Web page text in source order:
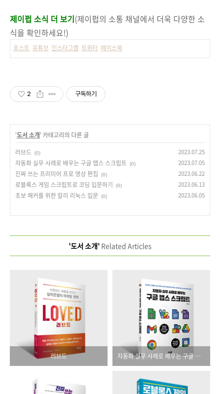
제이펍 소식 더 보기(제이펍의 소통 채널에서 더욱 다양한 소
식을 확인하세요!)
포스트 유튜브 인스타그램 트위터 페이스북
2 구독하기
'도서 소개' 카테고리의 다른 글
러브드
(0) 2023.07.25
자동화 실무 사례로 배우는 구글 앱스 스크립트 (0) 2023.07.05
진짜 쓰는 프리미어 프로 영상 편집 (0) 2023.06.22
로블록스 게임 스크립트로 코딩 입문하기 (0) 2023.06.13
초보 해커를 위한 칼리 리눅스 입문 (0) 2023.06.05
'도서 소개'Related Articles
러브드 자동화 실무 사례로 배우는 구글 앱스 스크립트